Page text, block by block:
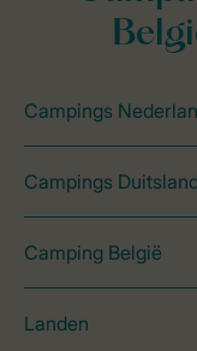
Campings
Campings Duitsland
Camping België
Landen